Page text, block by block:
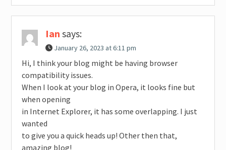
Ian says:
January 26, 2023 at 6:11 pm
Hi, I think your blog might be having browser
compatibility issues.
When I look at your blog in Opera, it looks fine but
when opening
in Internet Explorer, it has some overlapping. I just
wanted
to give you a quick heads up! Other then that,
amazing blog!